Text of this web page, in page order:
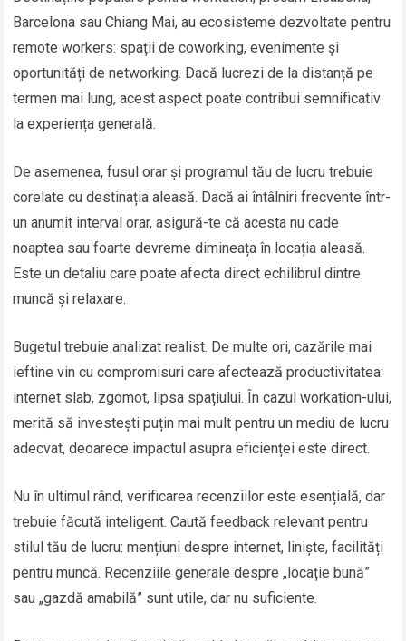
Barcelona sau Chiang Mai, au ecosisteme dezvoltate pentru
remote workers: spații de coworking, evenimente și
oportunități de networking. Dacă lucrezi de la distanță pe
termen mai lung, acest aspect poate contribui semnificativ
la experiența generală.
De asemenea, fusul orar și programul tău de lucru trebuie
corelate cu destinația aleasă. Dacă ai întâlniri frecvente într-
un anumit interval orar, asigură-te că acesta nu cade
noaptea sau foarte devreme dimineața în locația aleasă.
Este un detaliu care poate afecta direct echilibrul dintre
muncă și relaxare.
Bugetul trebuie analizat realist. De multe ori, cazările mai
ieftine vin cu compromisuri care afectează productivitatea:
internet slab, zgomot, lipsa spațiului. În cazul workation-ului,
merită să investești puțin mai mult pentru un mediu de lucru
adecvat, deoarece impactul asupra eficienței este direct.
Nu în ultimul rând, verificarea recenziilor este esențială, dar
trebuie făcută inteligent. Caută feedback relevant pentru
stilul tău de lucru: mențiuni despre internet, liniște, facilități
pentru muncă. Recenziile generale despre „locație bună”
sau „gazdă amabilă” sunt utile, dar nu suficiente.